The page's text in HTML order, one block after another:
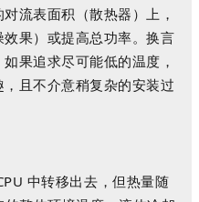
流表面积（散热器）上，
果）或提高总功率。换言
如果追求尽可能低的温度，
且不介意稍复杂的安装过
中转移出去，但热量随